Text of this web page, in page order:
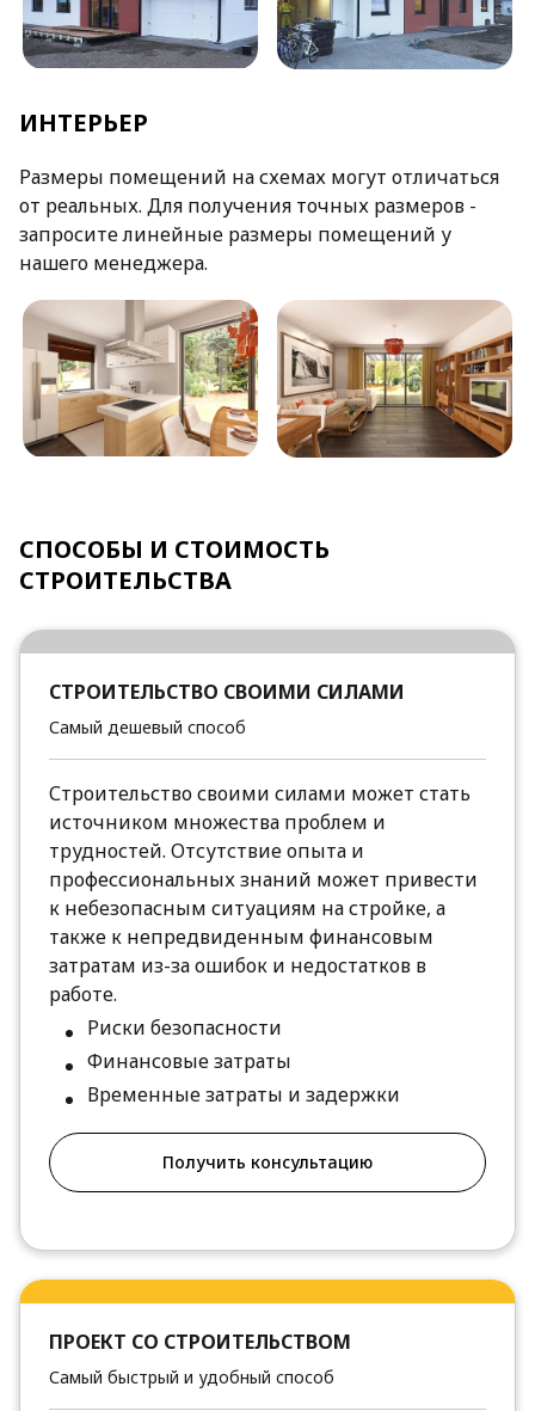
ИНТЕРЬЕР
Размеры помещений на схемах могут отличаться
от реальных. Для получения точных размеров -
запросите линейные размеры помещений у
нашего менеджера.
СПОСОБЫ И СТОИМОСТЬ
СТРОИТЕЛЬСТВА
СТРОИТЕЛЬСТВО СВОИМИ СИЛАМИ
Самый дешевый способ
Строительство своими силами может стать
источником множества проблем и
трудностей. Отсутствие опыта и
профессиональных знаний может привести
к небезопасным ситуациям на стройке, а
также к непредвиденным финансовым
затратам из-за ошибок и недостатков в
работе.
Риски безопасности
Финансовые затраты
Временные затраты и задержки
Получить консультацию
ПРОЕКТ СО СТРОИТЕЛЬСТВОМ
Самый быстрый и удобный способ